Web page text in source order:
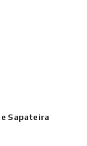
e Sapateira